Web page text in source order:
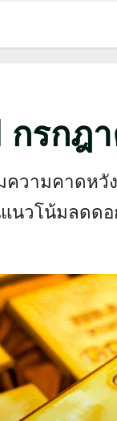
กรกฎ
วามคาดห
นวโน้มลดด